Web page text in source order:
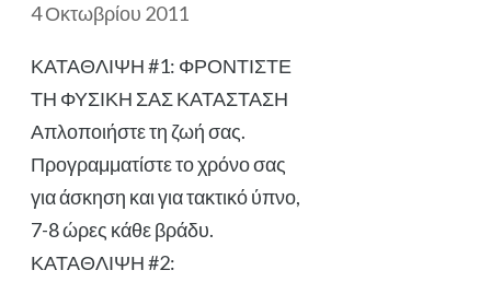
4 Οκτωβρίου 2011
ΚΑΤΑΘΛΙΨΗ #1: ΦΡΟΝΤΙΣΤΕ
ΤΗ ΦΥΣΙΚΗ ΣΑΣ ΚΑΤΑΣΤΑΣΗ
Απλοποιήστε τη ζωή σας.
Προγραμματίστε το χρόνο σας
για άσκηση και για τακτικό ύπνο,
7-8 ώρες κάθε βράδυ.
ΚΑΤΑΘΛΙΨΗ #2: